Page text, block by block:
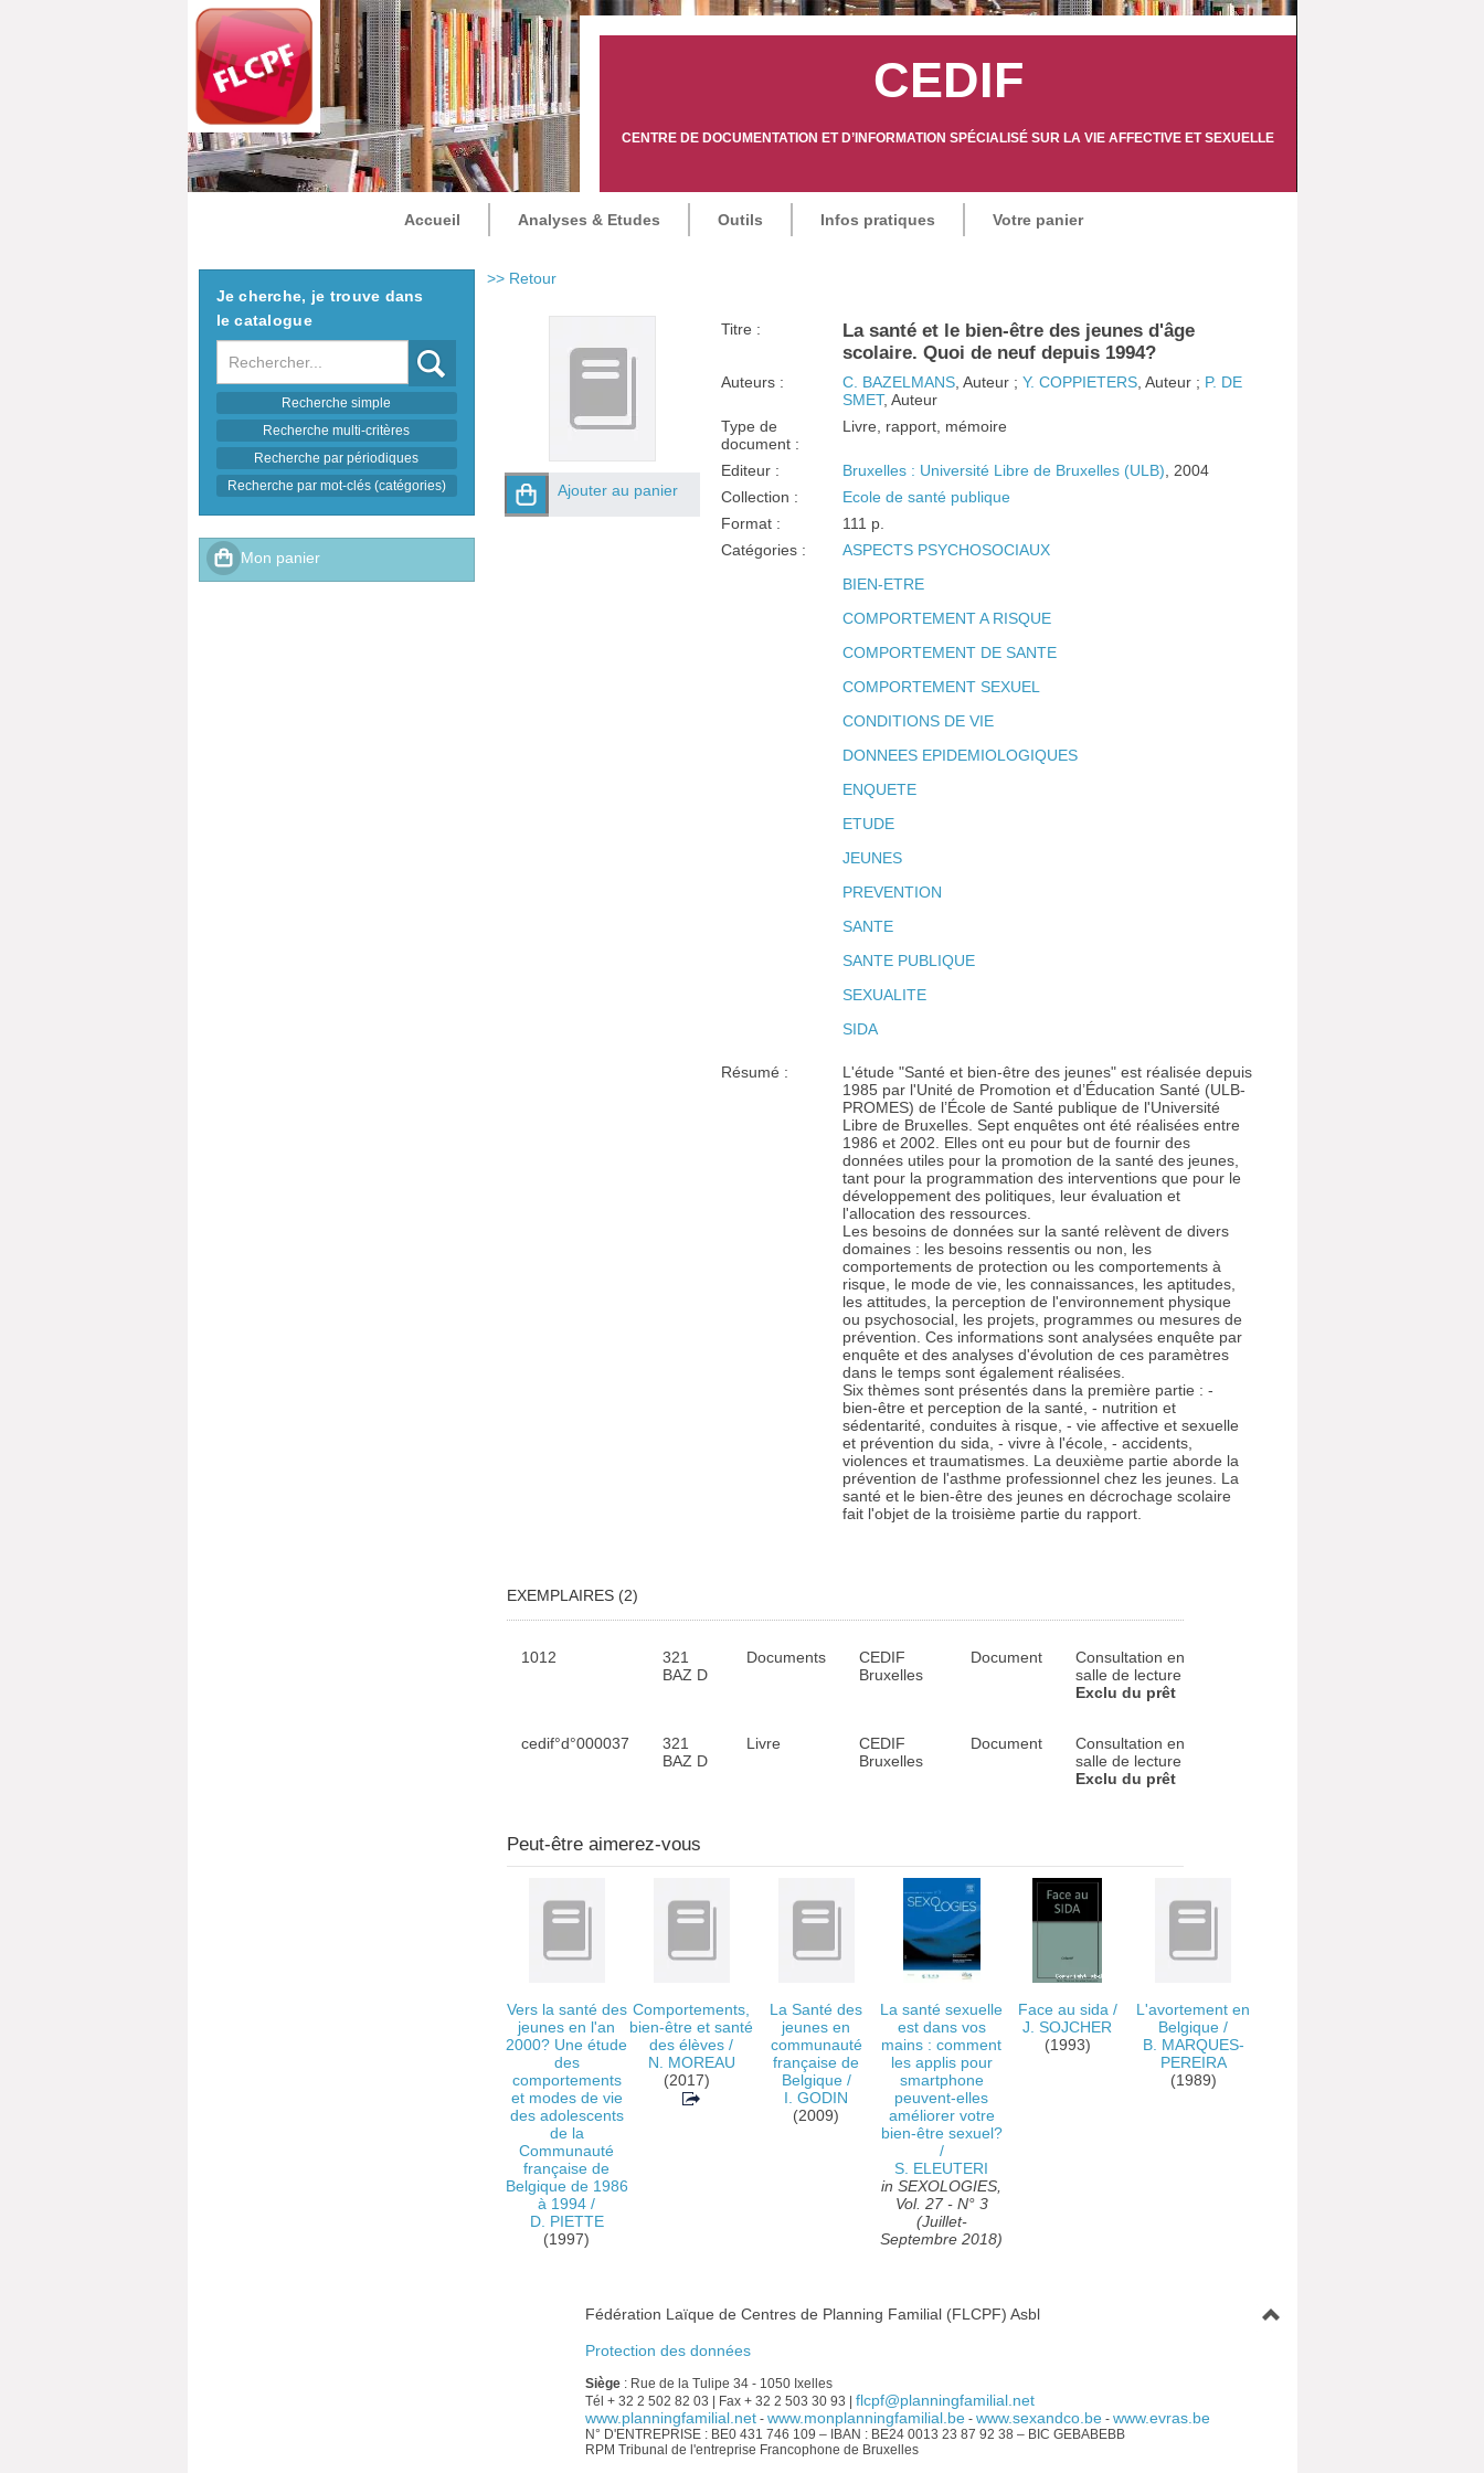
CEDIF
CENTRE DE DOCUMENTATION ET D’INFORMATION SPÉCIALISÉ SUR LA VIE AFFECTIVE ET SEXUELLE
Accueil Analyses & Etudes Outils Infos pratiques Votre panier
>> Retour
Ajouter au panier
Titre :
La santé et le bien-être des jeunes d'âge
scolaire. Quoi de neuf depuis 1994?
Auteurs : C. BAZELMANS , Auteur ;Y. COPPIETERS , Auteur ; P. DE
SMET, Auteur
Type de
document :
Livre, rapport, mémoire
Editeur : Bruxelles : Université Libre de Bruxelles (ULB) , 2004
Collection :
Ecole de santé publique
Format :
111 p.
Catégories :
ASPECTS PSYCHOSOCIAUX
BIEN-ETRE
COMPORTEMENT A RISQUE
COMPORTEMENT DE SANTE
COMPORTEMENT SEXUEL
CONDITIONS DE VIE
DONNEES EPIDEMIOLOGIQUES
ENQUETE
ETUDE
JEUNES
PREVENTION
SANTE
SANTE PUBLIQUE
SEXUALITE
SIDA
Résumé :
L'étude "Santé et bien-être des jeunes" est réalisée depuis
1985 par l'Unité de Promotion et d’Éducation Santé (ULB-
PROMES) de l’École de Santé publique de l'Université
Libre de Bruxelles. Sept enquêtes ont été réalisées entre
1986 et 2002. Elles ont eu pour but de fournir des
données utiles pour la promotion de la santé des jeunes,
tant pour la programmation des interventions que pour le
développement des politiques, leur évaluation et
l'allocation des ressources.
Les besoins de données sur la santé relèvent de divers
domaines : les besoins ressentis ou non, les
comportements de protection ou les comportements à
risque, le mode de vie, les connaissances, les aptitudes,
les attitudes, la perception de l'environnement physique
ou psychosocial, les projets, programmes ou mesures de
prévention. Ces informations sont analysées enquête par
enquête et des analyses d'évolution de ces paramètres
dans le temps sont également réalisées.
Six thèmes sont présentés dans la première partie : -
bien-être et perception de la santé, - nutrition et
sédentarité, conduites à risque, - vie affective et sexuelle
et prévention du sida, - vivre à l'école, - accidents,
violences et traumatismes. La deuxième partie aborde la
prévention de l'asthme professionnel chez les jeunes. La
santé et le bien-être des jeunes en décrochage scolaire
fait l'objet de la troisième partie du rapport.
EXEMPLAIRES (2)
1012
321
BAZ D
Documents
CEDIF
Bruxelles
Document
Consultation en
salle de lecture
Exclu du prêt
cedif°d°000037
321
BAZ D
Livre
CEDIF
Bruxelles
Document
Consultation en
salle de lecture
Exclu du prêt
Peut-être aimerez-vous
Vers la santé des
jeunes en l'an
2000? Une étude
des
comportements
et modes de vie
des adolescents
de la
Communauté
française de
Belgique de 1986
à 1994 /
D. PIETTE
(1997)
Comportements,
bien-être et santé
des élèves /
N. MOREAU
(2017)
La Santé des
jeunes en
communauté
française de
Belgique/
I. GODIN
(2009)
La santé sexuelle
est dans vos
mains : comment
les applis pour
smartphone
peuvent-elles
améliorer votre
bien-être sexuel?
/
S. ELEUTERI
in SEXOLOGIES,
Vol. 27 - N° 3
(Juillet-
Septembre 2018)
Face au sida /
J. SOJCHER
(1993)
L'avortement en
Belgique /
B. MARQUES-
PEREIRA
(1989)
Je cherche, je trouve dans
le catalogue
Recherche
Recherche simple
Recherche multi-critères
Recherche par périodiques
Recherche par mot-clés (catégories)
Fédération Laïque de Centres de Planning Familial (FLCPF) Asbl
Protection des données
Siège: Rue de la Tulipe 34 - 1050 Ixelles
Tél + 32 2 502 82 03 | Fax + 32 2 503 30 93 | flcpf@planningfamilial.net
www.planningfamilial.net- www.monplanningfamilial.be- www.sexandco.be- www.evras.be
N° D'ENTREPRISE : BE0 431 746 109 – IBAN : BE24 0013 23 87 92 38 – BIC GEBABEBB
RPM Tribunal de l'entreprise Francophone de Bruxelles